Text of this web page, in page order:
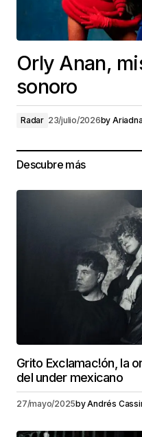
Orly Anan,
sonoro
Radar 23/julio/2026by
Descubre más
Grito Exclamac!ón, la
del under mexicano
27/mayo/2025byAndrés